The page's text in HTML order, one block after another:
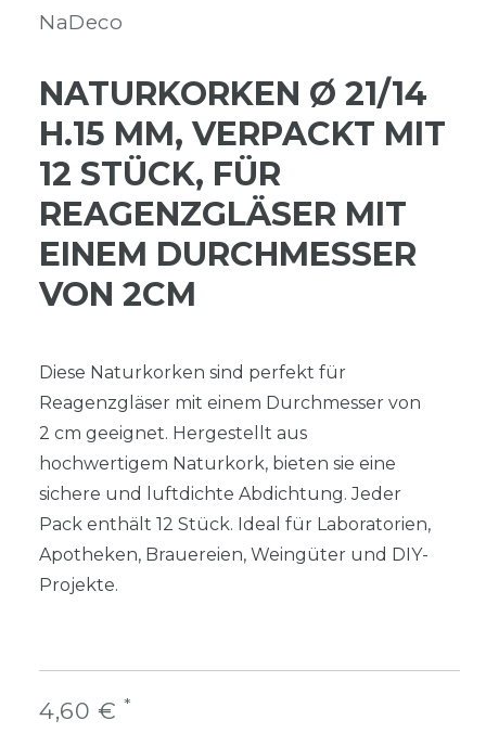
NaDeco
NATURKORKEN Ø 21/14
H.15 MM, VERPACKT MIT
12 STÜCK, FÜR
REAGENZGLÄSER MIT
EINEM DURCHMESSER
VON 2CM
Diese Naturkorken sind perfekt für
Reagenzgläser mit einem Durchmesser von
2 cm geeignet. Hergestellt aus
hochwertigem Naturkork, bieten sie eine
sichere und luftdichte Abdichtung. Jeder
Pack enthält 12 Stück. Ideal für Laboratorien,
Apotheken, Brauereien, Weingüter und DIY-
Projekte.
4,60 € *